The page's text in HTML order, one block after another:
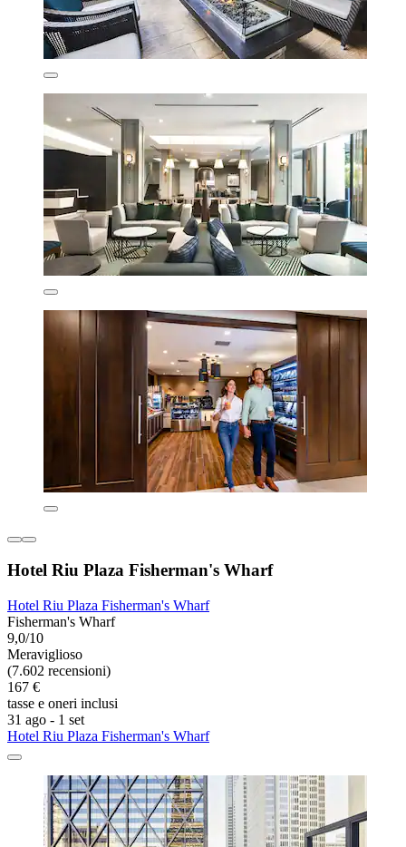
Hotel Riu Plaza Fisherman's Wharf
Hotel Riu Plaza Fisherman's Wharf
Fisherman's Wharf
9,0/10
Meraviglioso
(7.602 recensioni)
167 €
tasse e oneri inclusi
31 ago - 1 set
Hotel Riu Plaza Fisherman's Wharf